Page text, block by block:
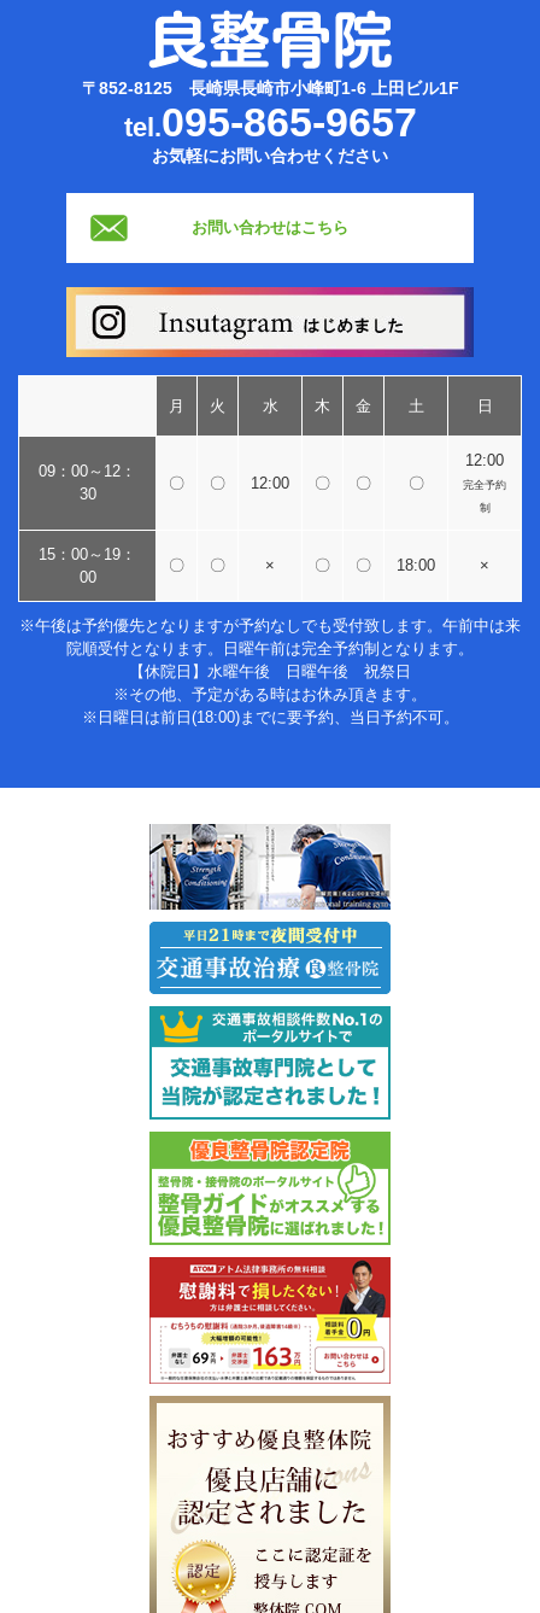
〒852-8125 長崎県長崎市小峰町1-6 上田ビル1F
tel.095-865-9657
お気軽にお問い合わせください
お問い合わせはこちら
月 火 水 木 金 土 日
09：00～12：
30
〇 〇 12:00 〇 〇 〇
12:00
完全予約
制
15：00～19：
00
〇 〇 × 〇 〇 18:00 ×
※午後は予約優先となりますが予約なしでも受付致します。午前中は来
院順受付となります。日曜午前は完全予約制となります。
【休院日】水曜午後 日曜午後 祝祭日
※その他、予定がある時はお休み頂きます。
※日曜日は前日(18:00)までに要予約、当日予約不可。